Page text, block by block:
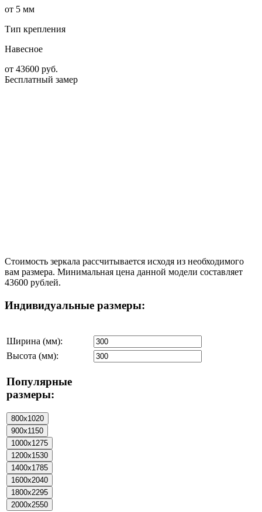
от 5 мм
Тип крепления
Навесное
от 43600 руб.
Бесплатный замер
Стоимость зеркала рассчитывается исходя из необходимого
вам размера. Минимальная цена данной модели составляет
43600 рублей.
Индивидуальные размеры:
Ширина (мм):
Высота (мм):
Популярные
размеры: